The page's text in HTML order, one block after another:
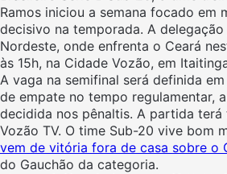
Ramos iniciou a semana focado em
decisivo na temporada. A
Nordeste, onde enfrenta o Ceará
às 15h, na Cidade Vozão, em
A vaga na semifinal será definida
de empate no tempo regulamentar,
decidida nos pênaltis. A partida terá
Vozão TV. O time Sub-20 vive bom
vem de vitória fora de casa sobre o
do Gauchão da categoria.